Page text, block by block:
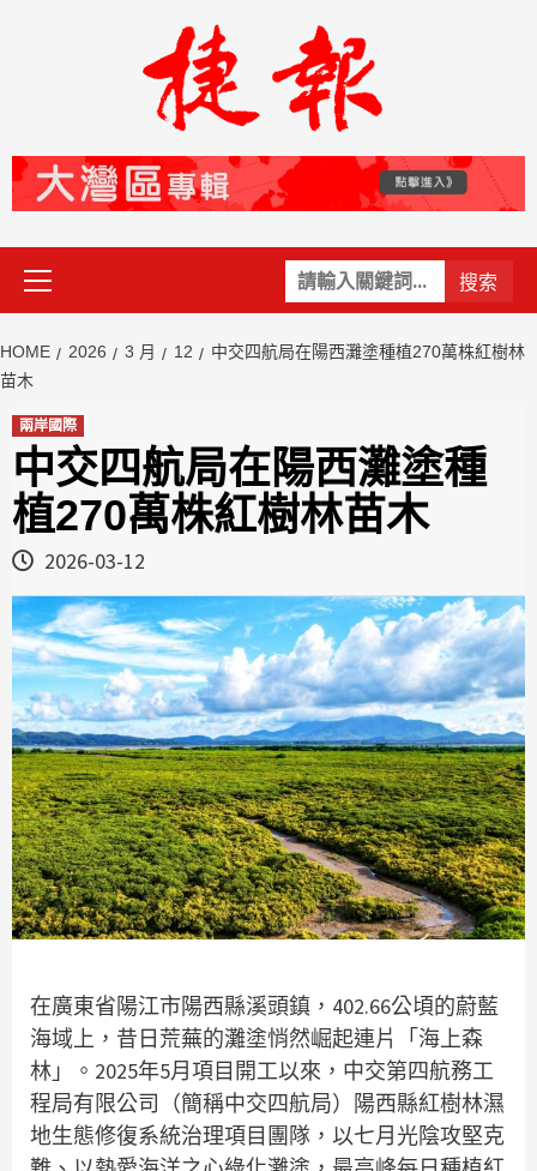
關
鍵
Primary
Menu
HOME 2026 3 月 12
中交四航局在陽西灘塗種植270萬株紅樹林
苗木
兩岸國際
中交四航局在陽西灘塗種
植270萬株紅樹林苗木
2026-03-12
在廣東省陽江市陽西縣溪頭鎮，402.66公頃的蔚藍
海域上，昔日荒蕪的灘塗悄然崛起連片「海上森
林」。2025年5月項目開工以來，中交第四航務工
程局有限公司（簡稱中交四航局）陽西縣紅樹林濕
地生態修復系統治理項目團隊，以七月光陰攻堅克